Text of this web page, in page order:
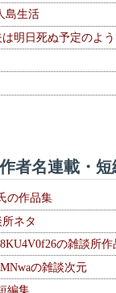
島生活
は明日死ぬ予定のよ
者名連載・
の作品集
ネタ
の雑談所作
の雑談次元
編集